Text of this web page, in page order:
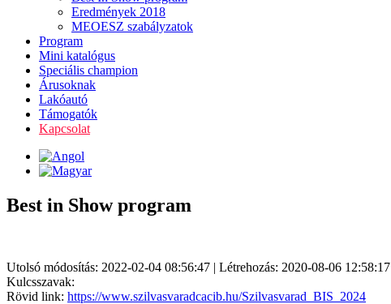
Eredmények 2018
MEOESZ szabályzatok
Program
Mini katalógus
Speciális champion
Árusoknak
Lakóautó
Támogatók
Kapcsolat
Best in Show program
Utolsó módosítás: 2022-02-04 08:56:47 | Létrehozás: 2020-08-06 12:58:17
Kulcsszavak:
Rövid link: https://www.szilvasvaradcacib.hu/Szilvasvarad_BIS_2024